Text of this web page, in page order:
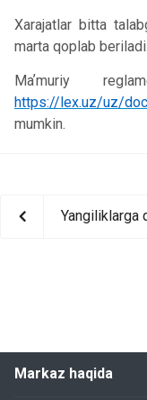
Xarajatlar bitta
marta qoplab beriladi.
Maʼmuriy
https://lex.uz/uz/
mumkin.
Yangiliklarga
Markaz haqida